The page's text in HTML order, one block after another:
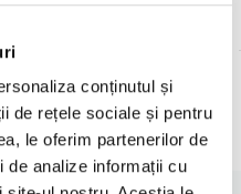
conținutul și
de rețele sociale și pentru
le oferim partenerilor de
de analize informații cu
verticalizabil electric
în funcție de configurație.
Forest 3 SU este
price
was:
13500 lei.
12890
price
is:
12890 lei.
Adaugă în coș